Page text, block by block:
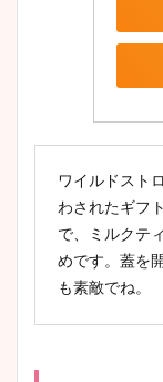
ワイルドスト
わされたギフ
で、ミルクテ
めです。蓋を
も素敵でね。